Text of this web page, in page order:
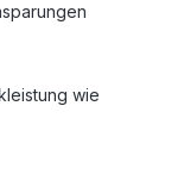
wie